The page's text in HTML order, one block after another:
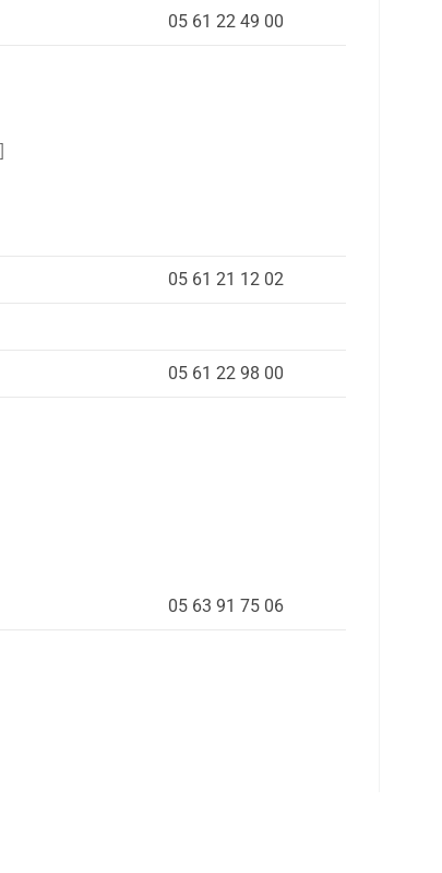
05 61 22 49 00
05 61 21 12 02
05 61 22 98 00
05 63 91 75 06